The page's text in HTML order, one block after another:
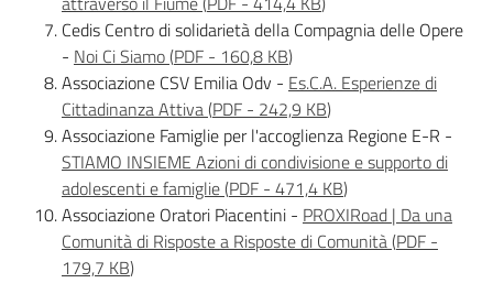
Sociale
Argomenti
Novità
Cedis Centro di solidarietà della Compagnia delle Opere
- Noi Ci Siamo(PDF - 160,8 KB)
Associazione CSV Emilia Odv - Es.C.A. Esperienze di
Cittadinanza Attiva(PDF - 242,9 KB)
Associazione Famiglie per l'accoglienza Regione E-R -
STIAMO INSIEME Azioni di condivisione e supporto di
adolescenti e famiglie(PDF - 471,4 KB)
Associazione Oratori Piacentini - PROXIRoad | Da una
Comunità di Risposte a Risposte di Comunità(PDF -
179,7 KB)